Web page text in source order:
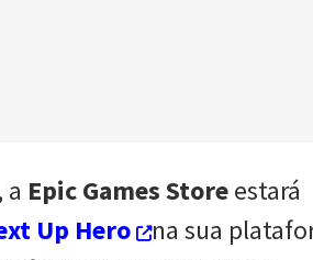
a Epic Games Storeestará
Up Hero na sua